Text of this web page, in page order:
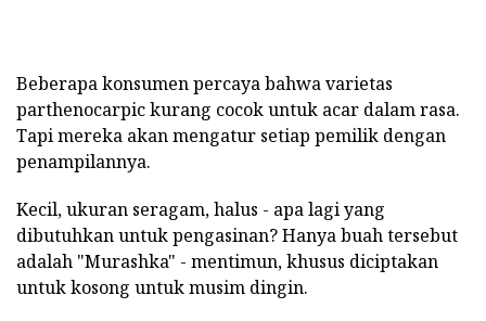
Beberapa konsumen percaya bahwa varietas
parthenocarpic kurang cocok untuk acar dalam rasa.
Tapi mereka akan mengatur setiap pemilik dengan
penampilannya.
Kecil, ukuran seragam, halus - apa lagi yang
dibutuhkan untuk pengasinan? Hanya buah tersebut
adalah "Murashka" - mentimun, khusus diciptakan
untuk kosong untuk musim dingin.